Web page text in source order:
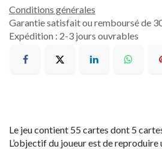
Conditions générales
Garantie satisfait ou remboursé de
Expédition : 2-3 jours ouvrables
Le jeu contient 55 cartes dont 5
L’objectif du joueur est de reproduire